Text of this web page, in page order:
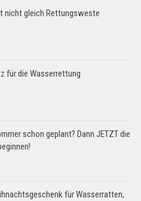
nicht gleich Rettungsweste
für die Wasserrettung
schon geplant? Dann JETZT die
für Wasserratten,